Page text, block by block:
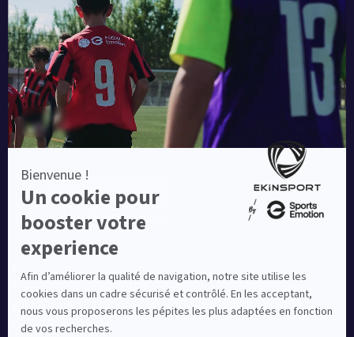
Blog
Une société de :
Equipementier sportif leader en France depuis plus de
10 ans, Ekinsport a été distingué par la rédaction de
Capital dans son classement des « Meilleurs sites de
commerce en ligne 2024 », catégorie Sportswear.